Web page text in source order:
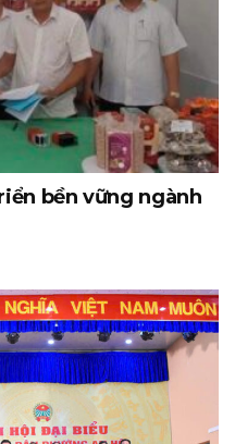
bền vững ngành